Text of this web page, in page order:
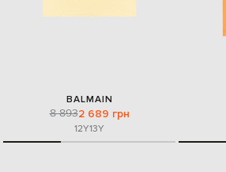
BALMAIN
8 8932 689 грн
12Y13Y